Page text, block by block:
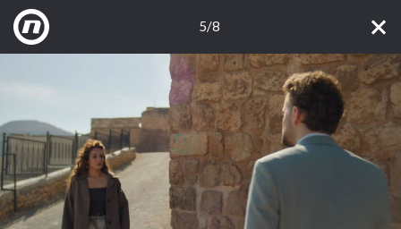
5/8